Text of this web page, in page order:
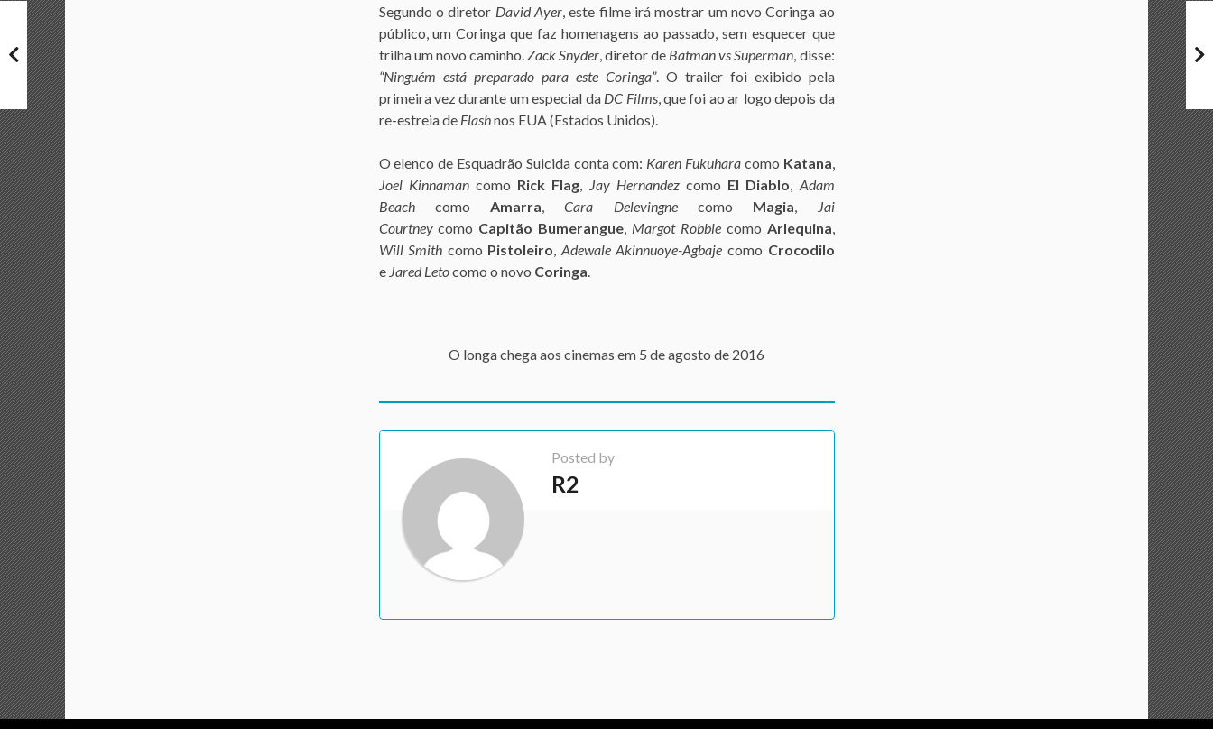
Segundo o diretor David Ayer, este filme irá mostrar um novo Coringa ao
público, um Coringa que faz homenagens ao passado, sem esquecer que
trilha um novo caminho.Zack Snyder, diretor de Batman vs Superman, disse:
“Ninguém está preparado para este Coringa”. O trailer foi exibido pela
primeira vez durante um especial da DC Films, que foi ao ar logo depois da
re-estreia de Flashnos EUA (Estados Unidos).
O elenco de Esquadrão Suicida conta com: Karen Fukuharacomo Katana,
Joel Kinnamancomo Rick Flag, Jay Hernandez como El Diablo, Adam
Beach
comoAmarra,Cara Delevingne como Magia,
Jai
Courtney como Capitão Bumerangue, Margot Robbie como Arlequina,
Will Smith como Pistoleiro, Adewale Akinnuoye-Agbaje como Crocodilo
e Jared Letocomo o novo Coringa.
O longa chega aos cinemas em 5 de agosto de 2016
Posted by
R2